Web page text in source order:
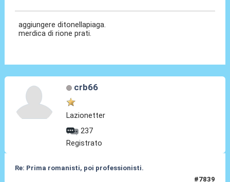
aggiungere ditonellapiaga.
merdica di rione prati.
crb66
Lazionetter
237
Registrato
Re: Prima romanisti, poi professionisti.
#7839